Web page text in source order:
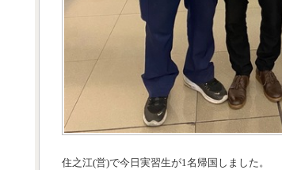
住之江(営)で今日実習生が1名帰国しました。